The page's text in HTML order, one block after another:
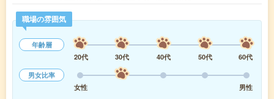
職場の雰囲気
年齢層
20代
30代 40代 50代
60代
男女比率
女性
男性